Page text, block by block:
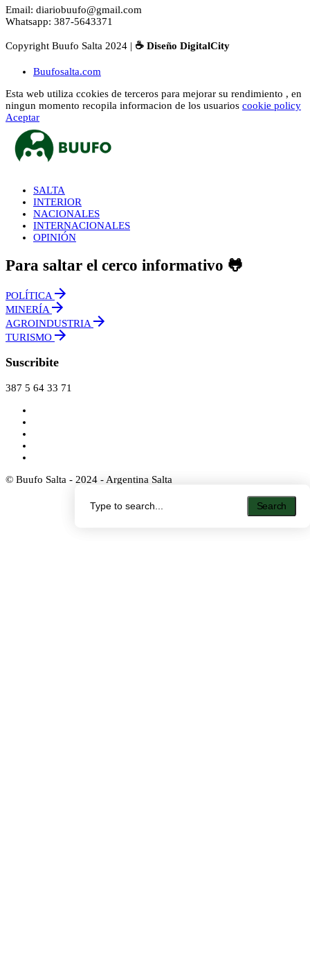
Search
Search
Email: diariobuufo@gmail.com
Whatsapp: 387-5643371
Copyright Buufo Salta 2024 | ☕ Diseño DigitalCity
Buufosalta.com
Esta web utiliza ccokies de terceros para mejorar su rendimiento , en
ningun momento recopila informacion de los usuarios cookie policy
Aceptar
SALTA
INTERIOR
NACIONALES
INTERNACIONALES
OPINIÓN
Para saltar el cerco informativo 🐸
POLÍTICA
MINERÍA
AGROINDUSTRIA
TURISMO
Suscribite
387 5 64 33 71
© Buufo Salta - 2024 - Argentina Salta